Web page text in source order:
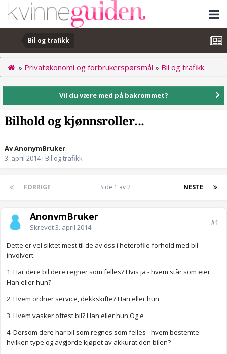
Bil og trafikk
» Privatøkonomi og forbrukerspørsmål » Bil og trafikk
Vil du være med på bakrommet?
Bilhold og kjønnsroller...
Av AnonymBruker
3. april 2014i Bil og trafikk
FORRIGE NESTE
Side 1 av 2
AnonymBruker
Skrevet3. april 2014
#1
Dette er vel siktet mest til de av oss i heterofile forhold med bil
involvert.
1. Har dere bil dere regner som felles? Hvis ja - hvem står som eier.
Han eller hun?
2. Hvem ordner service, dekkskifte? Han eller hun.
3. Hvem vasker oftest bil? Han eller hun.Og e
4. Dersom dere har bil som regnes som felles - hvem bestemte
hvilken type og avgjorde kjøpet av akkurat den bilen?